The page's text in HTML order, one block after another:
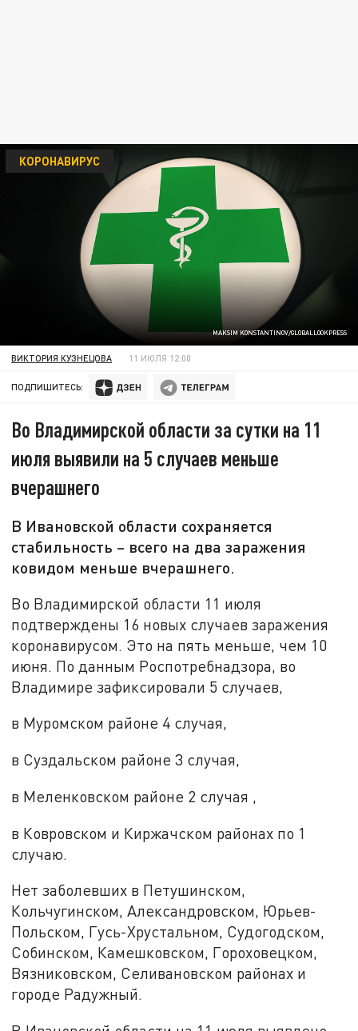
MAKSIM KONSTANTINOV/GLOBALLOOKPRESS
КОРОНАВИРУС
ВИКТОРИЯ КУЗНЕЦОВА 11 ИЮЛЯ 12:00
ПОДПИШИТЕСЬ:
Во Владимирской области за сутки на 11
июля выявили на 5 случаев меньше
вчерашнего
В Ивановской области сохраняется
стабильность – всего на два заражения
ковидом меньше вчерашнего.
Во Владимирской области 11 июля
подтверждены 16 новых случаев заражения
коронавирусом. Это на пять меньше, чем 10
июня. По данным Роспотребнадзора, во
Владимире зафиксировали 5 случаев,
в Муромском районе 4 случая,
в Суздальском районе 3 случая,
в Меленковском районе 2 случая ,
в Ковровском и Киржачском районах по 1
случаю.
Нет заболевших в Петушинском,
Кольчугинском, Александровском, Юрьев-
Польском, Гусь-Хрустальном, Судогодском,
Собинском, Камешковском, Гороховецком,
Вязниковском, Селивановском районах и
городе Радужный.